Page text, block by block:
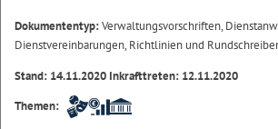
Dokumententyp:Verwaltungsvorschriften,
Dienstvereinbarungen, Richtlinien und
Stand: 14.11.2020 Inkrafttreten: 12.11.2020
Themen: